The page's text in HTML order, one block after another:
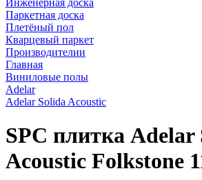
Инженерная доска
Паркетная доска
Плетёный пол
Кварцевый паркет
Производителии
Главная
Виниловые полы
Adelar
Adelar Solida Acoustic
SPC плитка Adelar
Acoustic Folkstone